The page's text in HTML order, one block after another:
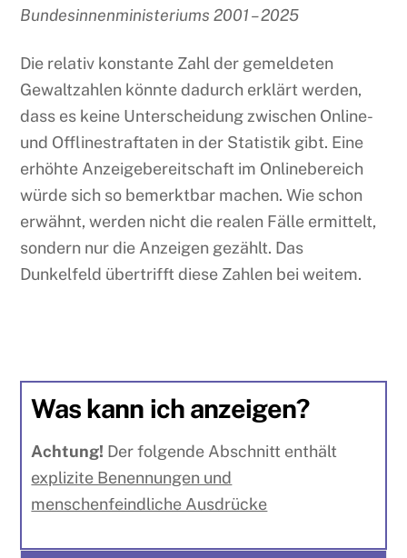
Bundesinnenministeriums 2001 – 2025
Die relativ konstante Zahl der gemeldeten
Gewaltzahlen könnte dadurch erklärt werden,
dass es keine Unterscheidung zwischen Online-
und Offlinestraftaten in der Statistik gibt. Eine
erhöhte Anzeigebereitschaft im Onlinebereich
würde sich so bemerktbar machen. Wie schon
erwähnt, werden nicht die realen Fälle ermittelt,
sondern nur die Anzeigen gezählt. Das
Dunkelfeld übertrifft diese Zahlen bei weitem.
Was kann ich anzeigen?
Achtung! Der folgende Abschnitt enthält
explizite Benennungen und
menschenfeindliche Ausdrücke